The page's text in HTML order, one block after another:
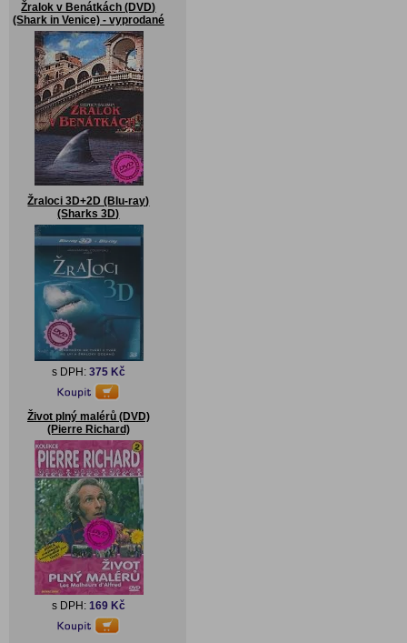
Žralok v Benátkách (DVD)
(Shark in Venice) - vyprodané
Žraloci 3D+2D (Blu-ray)
(Sharks 3D)
s DPH: 375 Kč
Život plný malérů (DVD)
(Pierre Richard)
s DPH: 169 Kč